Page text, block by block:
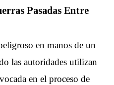
Pasadas Entre
en manos de un
las autoridades utilizan
en el proceso de